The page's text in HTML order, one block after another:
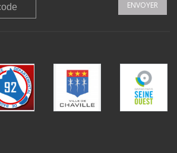
ENVOYER